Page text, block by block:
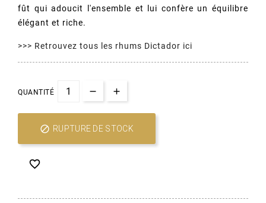
fût qui adoucit l'ensemble et lui confère un équilibre
élégant et riche.
>>> Retrouvez tous les rhums Dictador ici
QUANTITÉ
 RUPTURE DE STOCK
